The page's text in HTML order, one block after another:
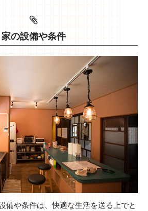
家の設備や条件
備や条件は、快適な生活を送る上でと